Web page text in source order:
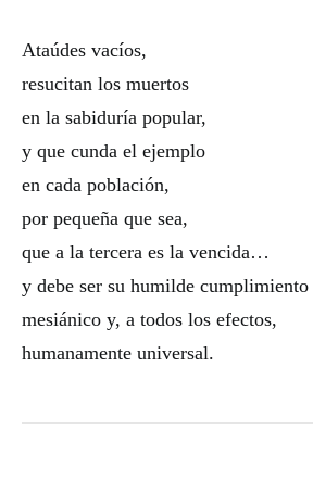
Ataúdes vacíos,
resucitan los muertos
en la sabiduría popular,
y que cunda el ejemplo
en cada población,
por pequeña que sea,
que a la tercera es la vencida…
y debe ser su humilde cumplimiento
mesiánico y, a todos los efectos,
humanamente universal.